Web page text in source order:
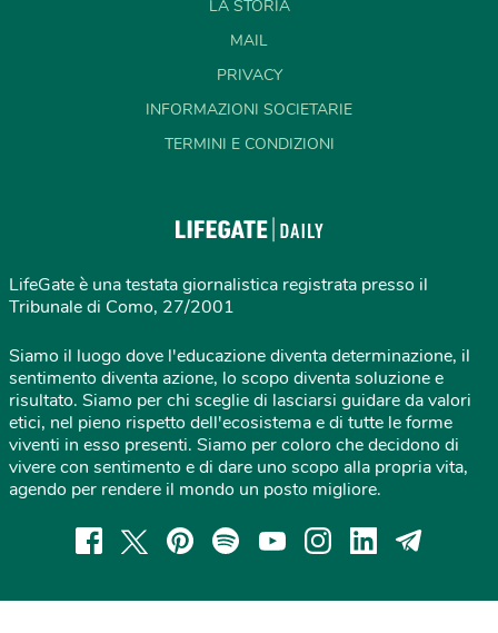
LA STORIA
MAIL
PRIVACY
INFORMAZIONI SOCIETARIE
TERMINI E CONDIZIONI
LifeGate è una testata giornalistica registrata presso il
Tribunale di Como, 27/2001
Siamo il luogo dove l'educazione diventa determinazione, il
sentimento diventa azione, lo scopo diventa soluzione e
risultato. Siamo per chi sceglie di lasciarsi guidare da valori
etici, nel pieno rispetto dell'ecosistema e di tutte le forme
viventi in esso presenti. Siamo per coloro che decidono di
vivere con sentimento e di dare uno scopo alla propria vita,
agendo per rendere il mondo un posto migliore.